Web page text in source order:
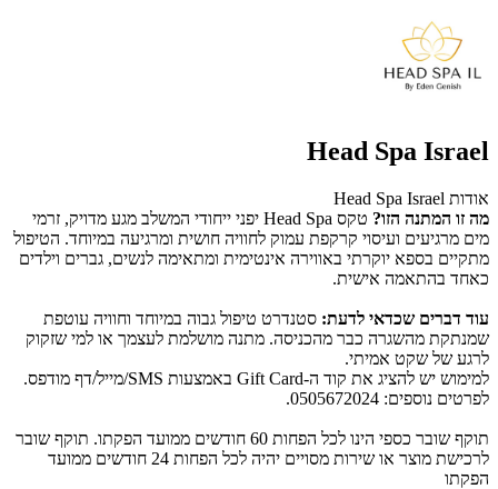
Head Spa Israel
אודות Head Spa Israel
מה זו המתנה הזו?
טקס Head Spa יפני ייחודי המשלב מגע מדויק, זרמי
מים מרגיעים ועיסוי קרקפת עמוק לחוויה חושית ומרגיעה במיוחד. הטיפול
מתקיים בספא יוקרתי באווירה אינטימית ומתאימה לנשים, גברים וילדים
כאחד בהתאמה אישית.
עוד דברים שכדאי לדעת: סטנדרט טיפול גבוה במיוחד וחוויה עוטפת
שמנתקת מהשגרה כבר מהכניסה. מתנה מושלמת לעצמך או למי שזקוק
לרגע של שקט אמיתי.
למימוש יש להציג את קוד ה-Gift Card באמצעות SMS/מייל/דף מודפס.
לפרטים נוספים: 0505672024.
תוקף שובר כספי הינו לכל הפחות 60 חודשים ממועד הפקתו. תוקף שובר
לרכישת מוצר או שירות מסויים יהיה לכל הפחות 24 חודשים ממועד
הפקתו